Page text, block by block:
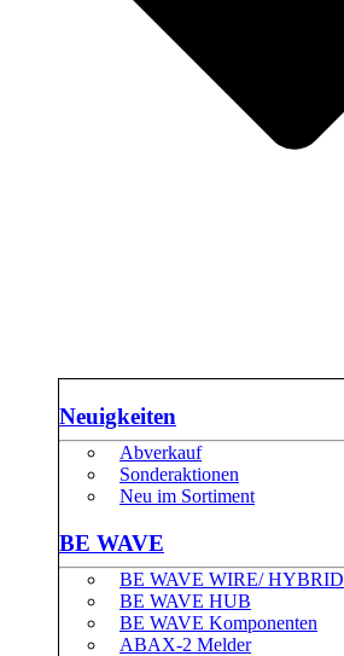
Neuigkeiten
Abverkauf
Sonderaktionen
Neu im Sortiment
BE WAVE
BE WAVE WIRE/ HYBRID
BE WAVE HUB
BE WAVE Komponenten
ABAX-2 Melder